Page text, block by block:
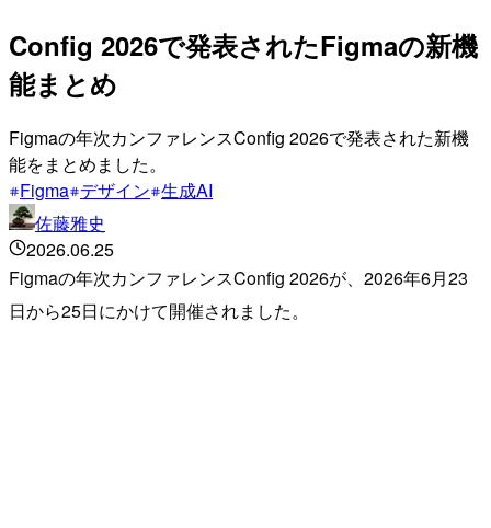
Config 2026で発表されたFigmaの新機
能まとめ
Figmaの年次カンファレンスConfig 2026で発表された新機
能をまとめました。
Figma デザイン 生成AI
佐藤雅史
2026.06.25
Figmaの年次カンファレンスConfig 2026が、2026年6月23
日から25日にかけて開催されました。